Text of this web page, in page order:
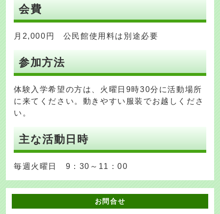
会費
月2,000円 公民館使用料は別途必要
参加方法
体験入学希望の方は、火曜日9時30分に活動場所
に来てください。動きやすい服装でお越しくださ
い。
主な活動日時
毎週火曜日 9：30～11：00
お問合せ